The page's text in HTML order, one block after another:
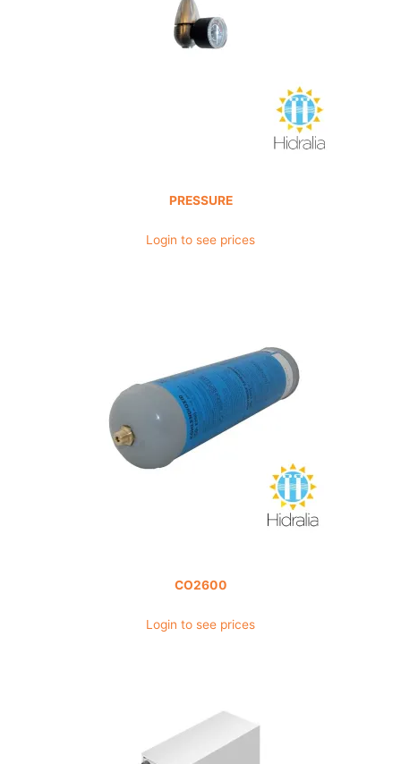
PRESSURE
Login to see prices
CO2600
Login to see prices